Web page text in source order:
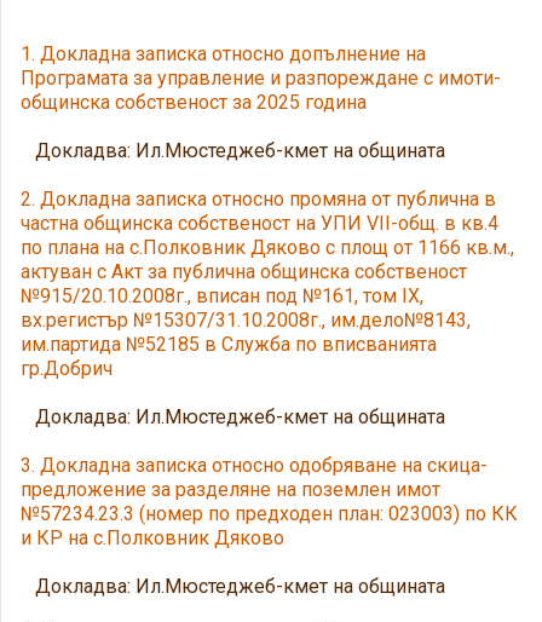
1. Докладна записка относно допълнение на
Програмата за управление и разпореждане с имоти-
общинска собственост за 2025 година
Докладва: Ил.Мюстеджеб-кмет на общината
2. Докладна записка относно промяна от публична в
частна общинска собственост на УПИ VII-общ. в кв.4
по плана на с.Полковник Дяково с площ от 1166 кв.м.,
актуван с Акт за публична общинска собственост
№915/20.10.2008г., вписан под №161, том IX,
вх.регистър №15307/31.10.2008г., им.дело№8143,
им.партида №52185 в Служба по вписванията
гр.Добрич
Докладва: Ил.Мюстеджеб-кмет на общината
3. Докладна записка относно одобряване на скица-
предложение за разделяне на поземлен имот
№57234.23.3 (номер по предходен план: 023003) по КК
и КР на с.Полковник Дяково
Докладва: Ил.Мюстеджеб-кмет на общината